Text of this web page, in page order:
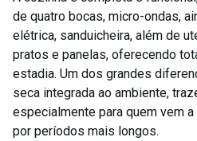
de quatro bocas, micro-ondas,
elétrica, sanduicheira, além de
pratos e panelas, oferecendo
estadia. Um dos grandes
seca integrada ao ambiente,
especialmente para quem vem
por períodos mais longos.